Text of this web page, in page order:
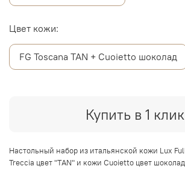
Купить в 1 клик
Цвет кожи:
FG Toscana TAN + Cuoietto шоколад
Настольный набор из итальянской кожи Lux
Treccia цвет "TAN" и кожи Cuoietto цвет